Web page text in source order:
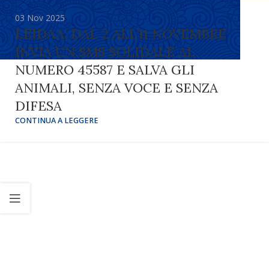
03 Nov 2025
LEIDAA: DAL 2 ALL’11 NOVEMBRE
INVIA UN SMS SOLIDALE AL
NUMERO 45587 E SALVA GLI
ANIMALI, SENZA VOCE E SENZA
DIFESA
CONTINUA A LEGGERE